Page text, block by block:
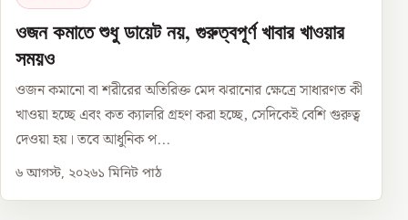
ওজন কমাতে শুধু ডায়েট নয়, গুরুত্বপূর্ণ খাবার খাওয়ার
সময়ও
ওজন কমানো বা শরীরের অতিরিক্ত মেদ ঝরানোর ক্ষেত্রে সাধারণত কী
খাওয়া হচ্ছে এবং কত ক্যালরি গ্রহণ করা হচ্ছে, সেদিকেই বেশি গুরুত্ব
দেওয়া হয়। তবে আধুনিক প...
৬ আগস্ট, ২০২৬১ মিনিট পাঠ